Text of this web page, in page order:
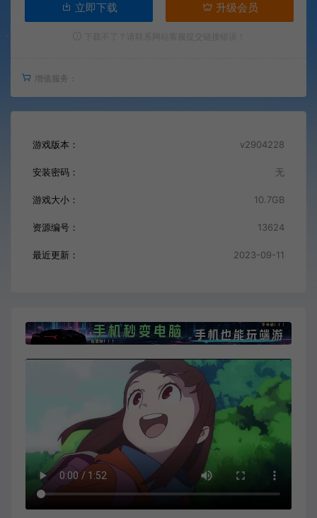
立即下载 升级会员
增值服务：
游戏版本： v2904228
安装密码： 无
游戏大小： 10.7GB
资源编号： 13624
最近更新： 2023-09-11